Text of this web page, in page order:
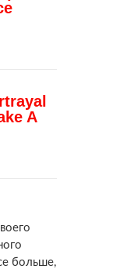
больше,